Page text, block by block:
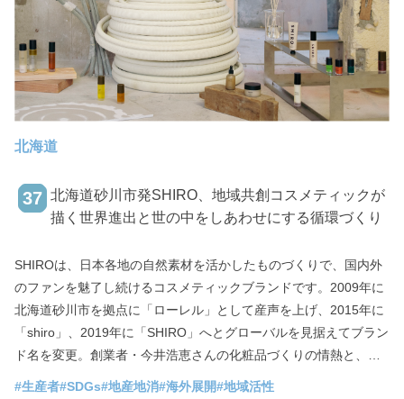
北海道
37 北海道砂川市発SHIRO、地域共創コスメティックが
描く世界進出と世の中をしあわせにする循環づくり
SHIROは、日本各地の自然素材を活かしたものづくりで、国内外
のファンを魅了し続けるコスメティックブランドです。2009年に
北海道砂川市を拠点に「ローレル」として産声を上げ、2015年に
「shiro」、2019年に「SHIRO」へとグローバルを見据えてブラン
ド名を変更。創業者・今井浩恵さんの化粧品づくりの情熱と、リ
クルート出身で2014年に入社した代表取締役社長・福永敬弘さん
#生産者#SDGs#地産地消#海外展開#地域活性